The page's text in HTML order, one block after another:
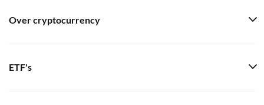
Over cryptocurrency
ETF's